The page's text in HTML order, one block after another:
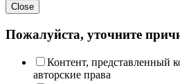
Close
Пожалуйста, уточните
Контент, представленный
авторские права